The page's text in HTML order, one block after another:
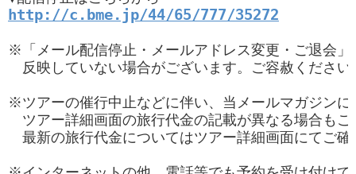
http://c.bme.jp/44/65/777/35272
※「メール配信停止・メールアドレス変更・ご退会」
反映していない場合がございます。ご容赦くださ
※ツアーの催行中止などに伴い、当メールマガジン
ツアー詳細画面の旅行代金の記載が異なる場合もご
最新の旅行代金についてはツアー詳細画面にてご